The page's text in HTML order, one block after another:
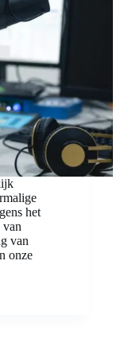
het
van
van
onze